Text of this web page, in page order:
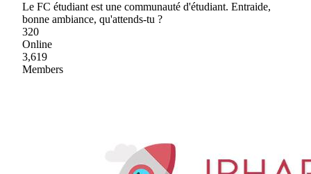
Le FC étudiant est une communauté d'étudiant. Entraide,
bonne ambiance, qu'attends-tu ?
320
Online
3,619
Members